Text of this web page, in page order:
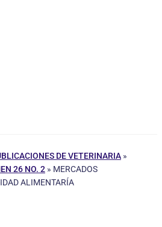
DE VETERINARIA »
26 NO. 2 » MERCADOS
ALIMENTARÍA